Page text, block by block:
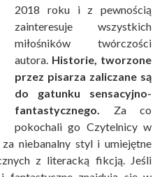
2018 roku i z pewnością
zainteresuje wszystkich
miłośników twórczości
autora. Historie, tworzone
przez pisarza zaliczane są
do gatunku sensacyjno-
fantastycznego. Za co
pokochali go Czytelnicy w
niebanalny styl i umiejętne
z literacką fikcją. Jeśli